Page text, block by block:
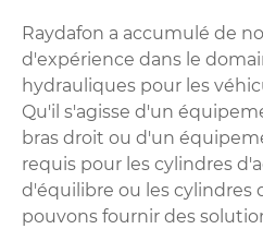
Raydafon a accumulé de
d'expérience dans le
hydrauliques pour les
Qu'il s'agisse d'un
bras droit ou d'un
requis pour les cylindres
d'équilibre ou les cylindres
pouvons fournir des